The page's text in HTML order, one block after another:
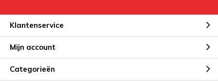
Klantenservice
Mijn account
Categorieën